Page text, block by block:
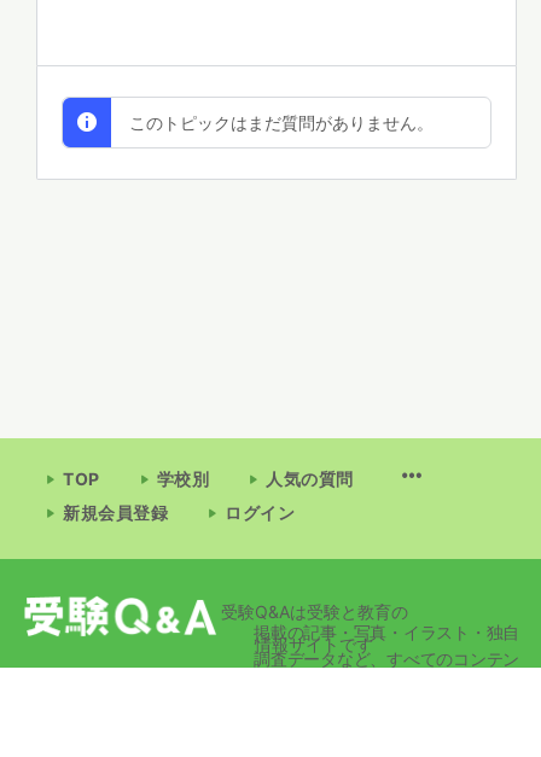
このトピックはまだ質問がありません。
TOP 学校別
人気の質問
新規会員登録
ログイン
受験Q&Aは受験と教育の
情報サイトです
掲載の記事・写真・イラスト・独自
調査データなど、すべてのコンテン